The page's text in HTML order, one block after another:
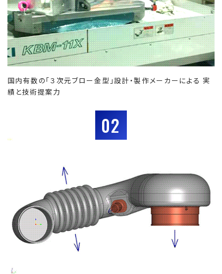
国内有数の「３次元ブロー金型」設計・製作メーカーによる 実
績と技術提案力
02